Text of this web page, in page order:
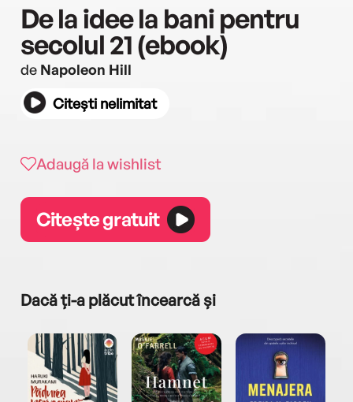
De la idee la bani pentru
secolul 21 (ebook)
de Napoleon Hill
Citești nelimitat
Adaugă la wishlist
Citește gratuit
Dacă ți-a plăcut încearcă și